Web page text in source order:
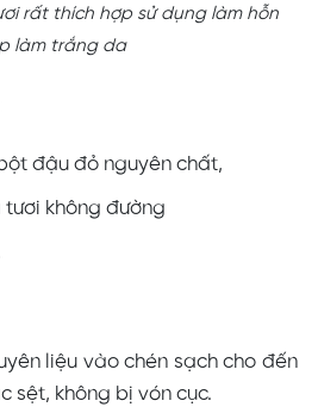
rất thích hợp sử dụng làm hỗn
làm trắng da
đậu đỏ nguyên chất,
tươi không đường
liệu vào chén sạch cho đến
sệt, không bị vón cục.